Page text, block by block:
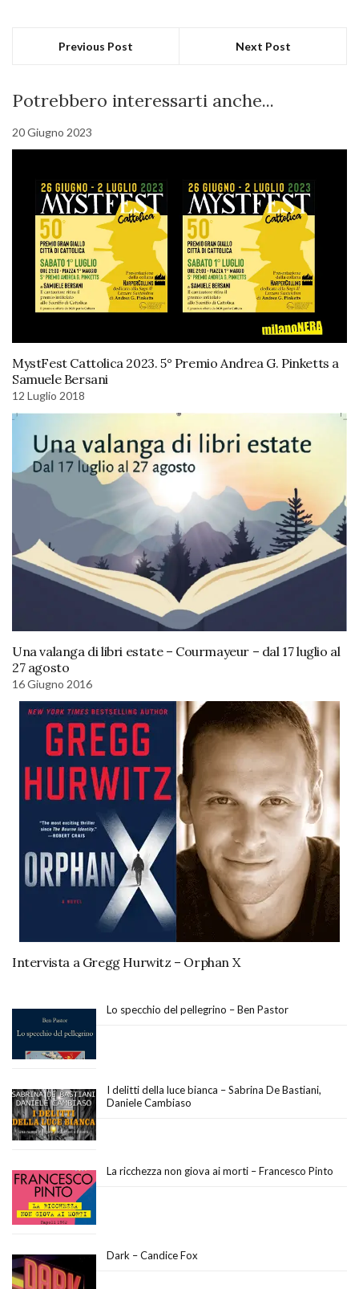
Previous Post Next Post
Potrebbero interessarti anche...
20 Giugno 2023
MystFest Cattolica 2023. 5° Premio Andrea G. Pinketts a
Samuele Bersani
12 Luglio 2018
Una valanga di libri estate – Courmayeur – dal 17 luglio al
27 agosto
16 Giugno 2016
Intervista a Gregg Hurwitz – Orphan X
Lo specchio del pellegrino – Ben Pastor
I delitti della luce bianca – Sabrina De Bastiani,
Daniele Cambiaso
La ricchezza non giova ai morti – Francesco Pinto
Dark – Candice Fox